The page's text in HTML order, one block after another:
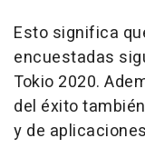
Esto significa
encuestadas
Tokio 2020.
del éxito
y de